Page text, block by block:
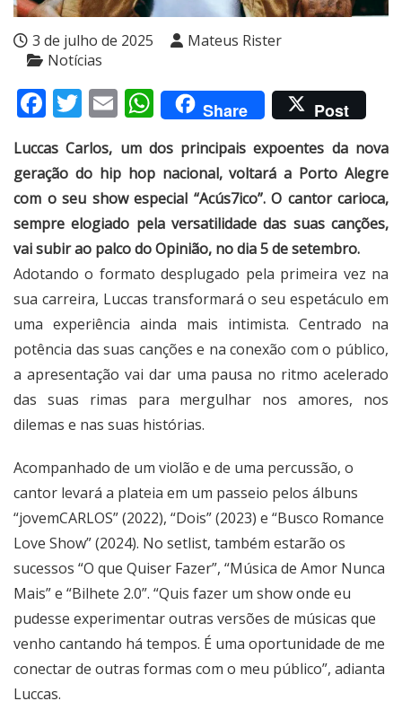
3 de julho de 2025
Mateus Rister
Notícias
Facebook
Twitter
EmailWhatsApp
Share Post
Luccas Carlos, um dos principais expoentes da nova
geração do hip hop nacional, voltará a Porto Alegre
com o seu show especial “Acús7ico”. O cantor carioca,
sempre elogiado pela versatilidade das suas canções,
vai subir ao palco do Opinião, no dia 5 de setembro.
Adotando o formato desplugado pela primeira vez na
sua carreira, Luccas transformará o seu espetáculo em
uma experiência ainda mais intimista. Centrado na
potência das suas canções e na conexão com o público,
a apresentação vai dar uma pausa no ritmo acelerado
das suas rimas para mergulhar nos amores, nos
dilemas e nas suas histórias.
Acompanhado de um violão e de uma percussão, o
cantor levará a plateia em um passeio pelos álbuns
“jovemCARLOS” (2022), “Dois” (2023) e “Busco Romance
Love Show” (2024). No setlist, também estarão os
sucessos “O que Quiser Fazer”, “Música de Amor Nunca
Mais” e “Bilhete 2.0”. “Quis fazer um show onde eu
pudesse experimentar outras versões de músicas que
venho cantando há tempos. É uma oportunidade de me
conectar de outras formas com o meu público”, adianta
Luccas.